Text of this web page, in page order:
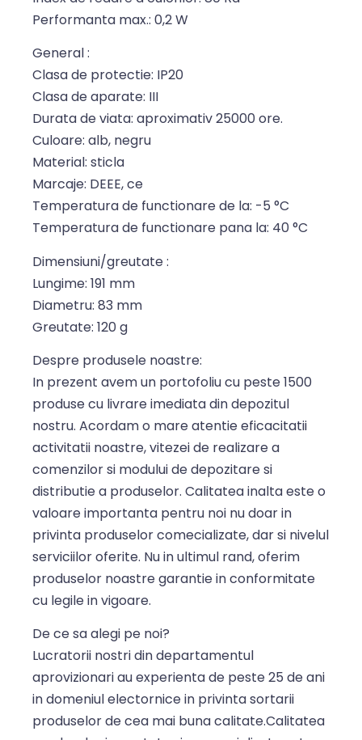
Performanta max.: 0,2 W
General :
Clasa de protectie: IP20
Clasa de aparate: III
Durata de viata: aproximativ 25000 ore.
Culoare: alb, negru
Material: sticla
Marcaje: DEEE, ce
Temperatura de functionare de la: -5 °C
Temperatura de functionare pana la: 40 °C
Dimensiuni/greutate :
Lungime: 191 mm
Diametru: 83 mm
Greutate: 120 g
Despre produsele noastre:
In prezent avem un portofoliu cu peste 1500
produse cu livrare imediata din depozitul
nostru. Acordam o mare atentie eficacitatii
activitatii noastre, vitezei de realizare a
comenzilor si modului de depozitare si
distributie a produselor. Calitatea inalta este o
valoare importanta pentru noi nu doar in
privinta produselor comecializate, dar si nivelul
serviciilor oferite. Nu in ultimul rand, oferim
produselor noastre garantie in conformitate
cu legile in vigoare.
De ce sa alegi pe noi?
Lucratorii nostri din departamentul
aprovizionari au experienta de peste 25 de ani
in domeniul electornice in privinta sortarii
produselor de cea mai buna calitate.Calitatea